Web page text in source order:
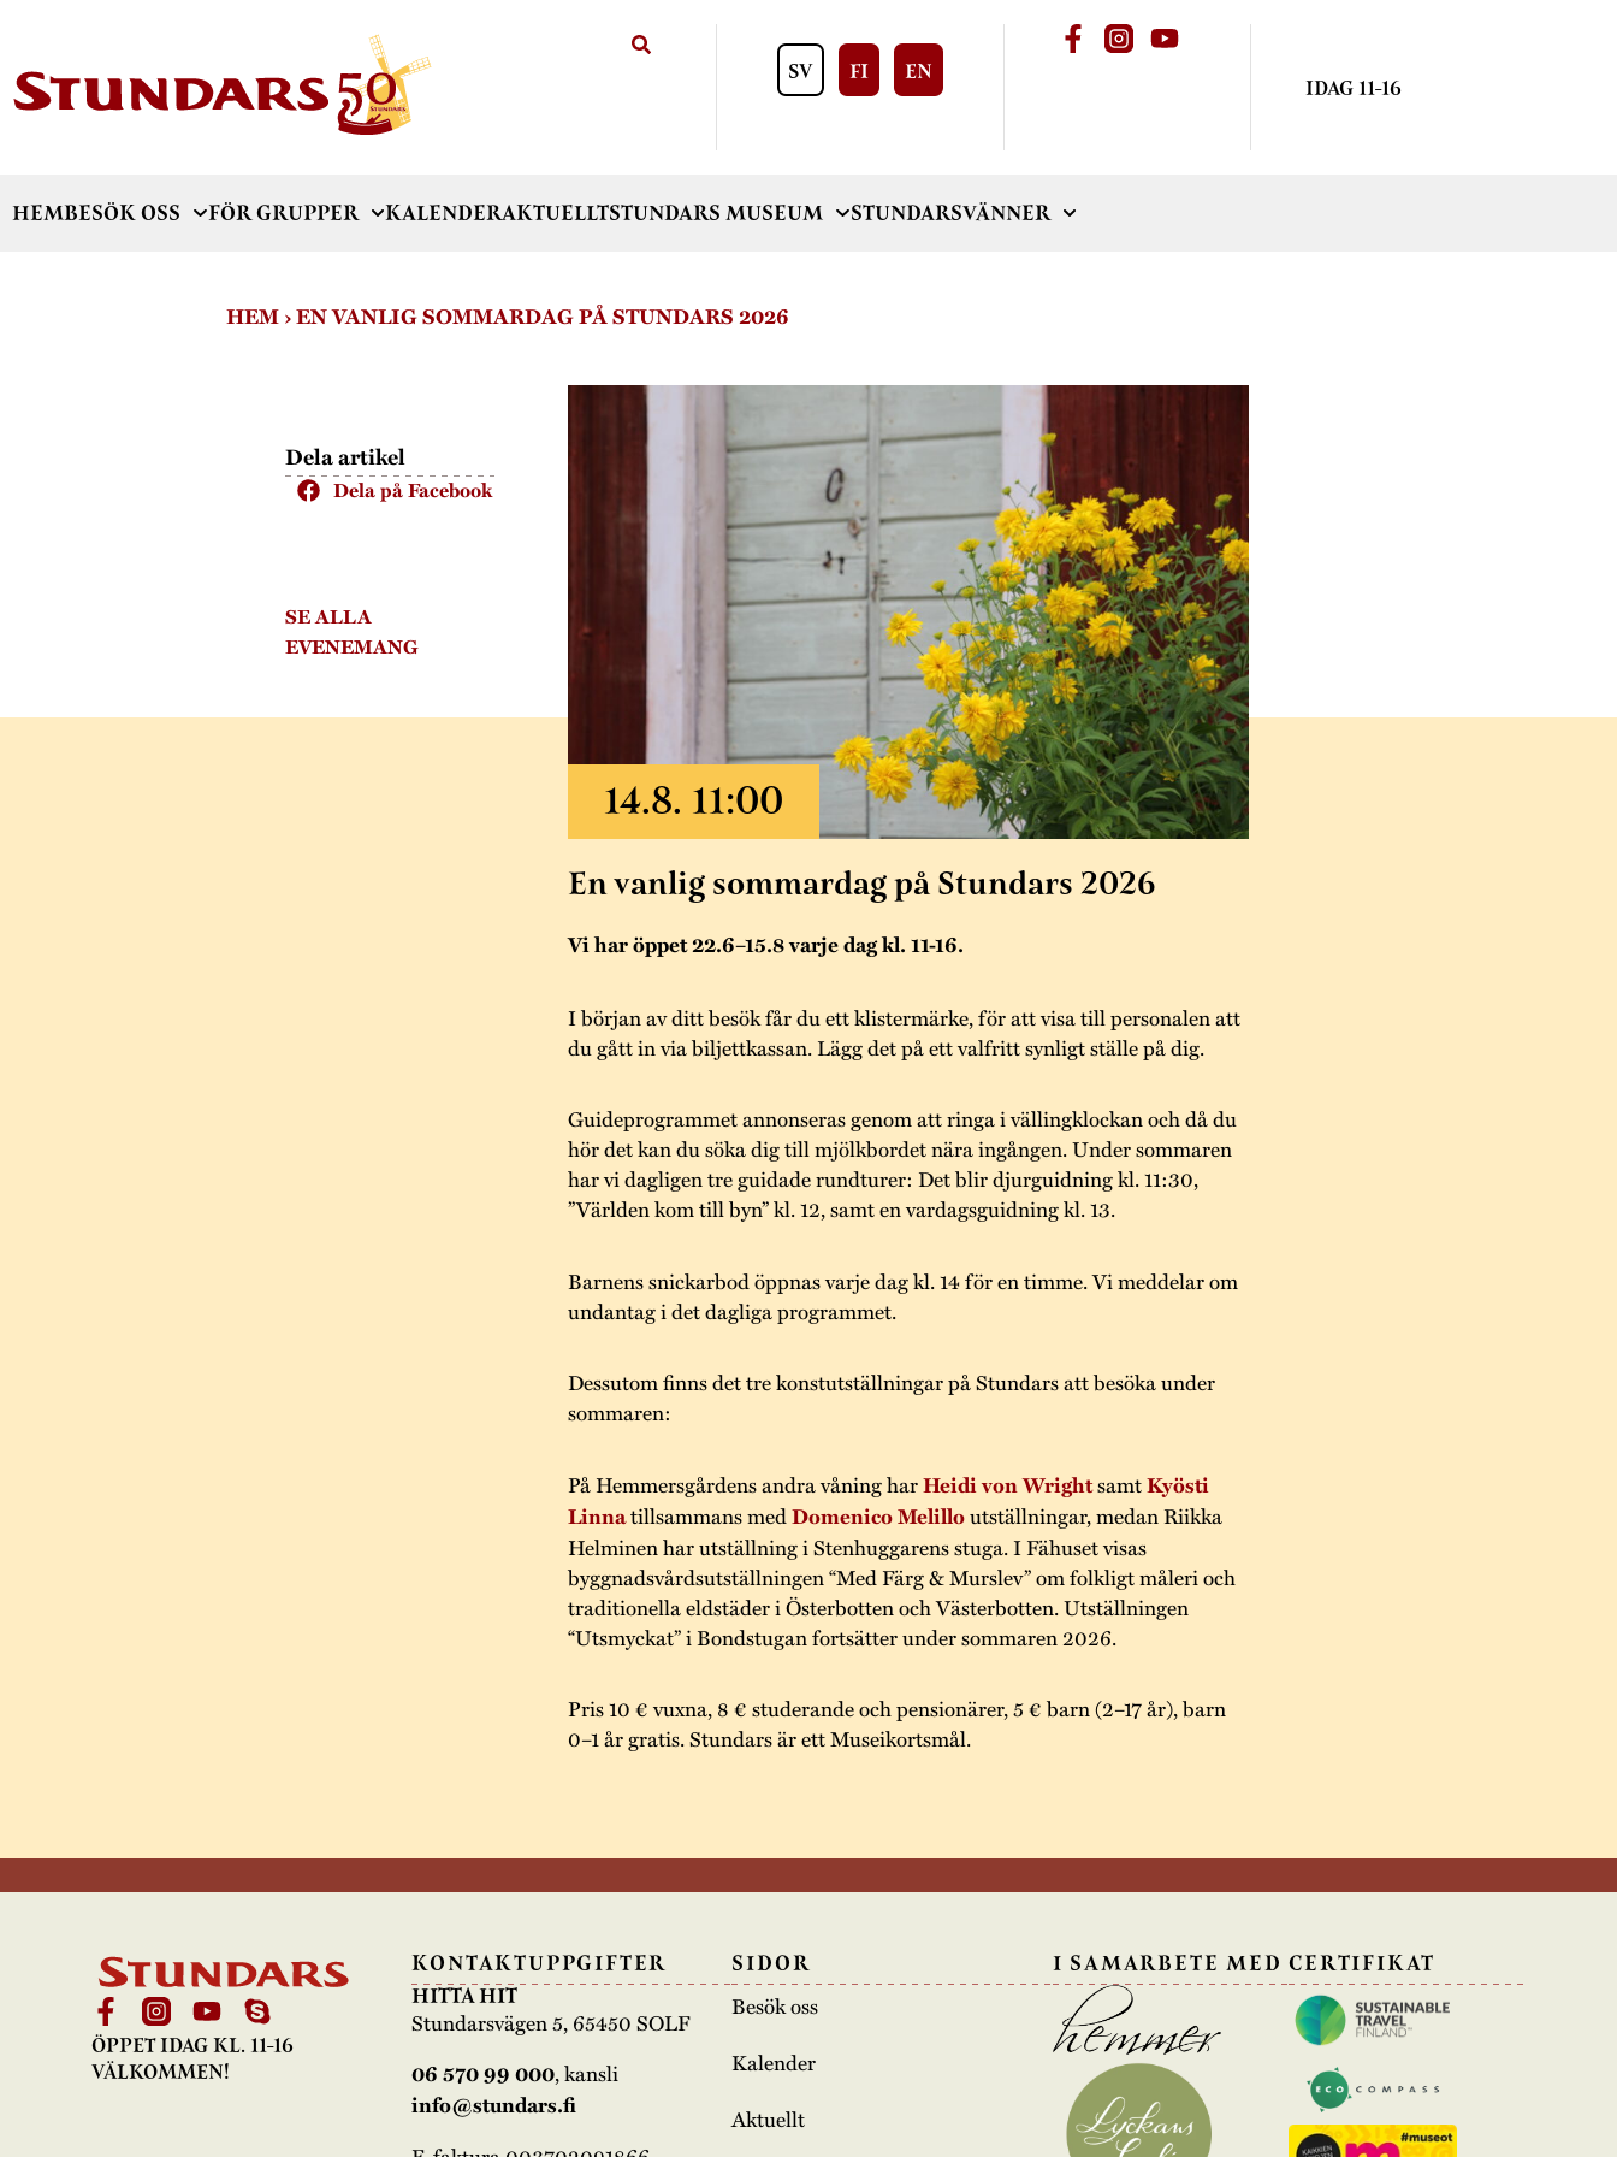
SV FI EN
IDAG 11-16
HEMBESÖK OSS FÖR GRUPPER KALENDERAKTUELLTSTUNDARS MUSEUM STUNDARSVÄNNER
HEM›EN VANLIG SOMMARDAG PÅ STUNDARS 2026
Dela artikel
Dela på Facebook
SE ALLA
EVENEMANG
En vanlig sommardag på Stundars 2026
Vi har öppet 22.6–15.8 varje dag kl. 11-16.
I början av ditt besök får du ett klistermärke, för att visa till personalen att
du gått in via biljettkassan. Lägg det på ett valfritt synligt ställe på dig.
Guideprogrammet annonseras genom att ringa i vällingklockan och då du
hör det kan du söka dig till mjölkbordet nära ingången. Under sommaren
har vi dagligen tre guidade rundturer: Det blir djurguidning kl. 11:30,
”Världen kom till byn” kl. 12, samt en vardagsguidning kl. 13.
Barnens snickarbod öppnas varje dag kl. 14 för en timme. Vi meddelar om
undantag i det dagliga programmet.
Dessutom finns det tre konstutställningar på Stundars att besöka under
sommaren:
På Hemmersgårdens andra våning harHeidi von WrightsamtKyösti
Linnatillsammans med Domenico Melilloutställningar, medan Riikka
Helminen har utställning i Stenhuggarens stuga. I Fähuset visas
byggnadsvårdsutställningen “Med Färg & Murslev” om folkligt måleri och
traditionella eldstäder i Österbotten och Västerbotten. Utställningen
“Utsmyckat” i Bondstugan fortsätter under sommaren 2026.
Pris 10 € vuxna, 8 € studerande och pensionärer, 5 € barn (2–17 år), barn
0–1 år gratis. Stundars är ett Museikortsmål.
ÖPPET IDAG KL. 11-16
VÄLKOMMEN!
KONTAKTUPPGIFTER
HITTA HIT
Stundarsvägen 5, 65450 SOLF
06 570 99 000, kansli
info@stundars.fi
SIDOR
Besök oss
Kalender
Aktuellt
I SAMARBETE MED CERTIFIKAT